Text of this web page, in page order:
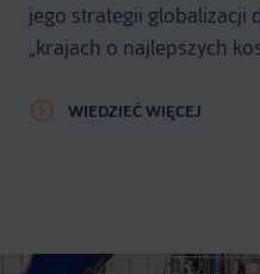
jego strategii globalizacji
„krajach o najlepszych
WIEDZIEĆ WIĘCEJ